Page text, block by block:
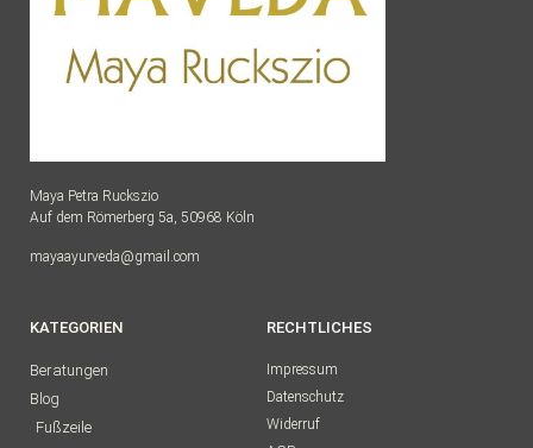
Maya Petra Ruckszio
Auf dem Römerberg 5a, 50968 Köln
mayaayurveda@gmail.com
KATEGORIEN
Beratungen
Blog
Fußzeile
RECHTLICHES
Impressum
Datenschutz
Widerruf